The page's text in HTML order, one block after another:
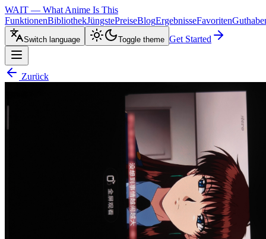
WAIT — What Anime Is This
FunktionenBibliothekJüngstePreiseBlogErgebnisseFavoriten
Switch language Toggle theme Get Started
Zurück